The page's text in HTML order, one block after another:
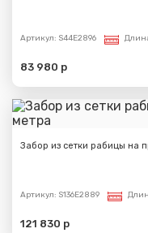
Артикул: S44E2896
83 980 р
Забор из сетки рабицы на
Артикул: S136E2889
121 830 р